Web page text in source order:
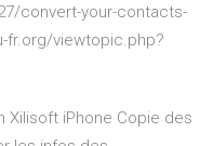
convert-your-contacts-
fr.org/viewtopic.php?
Xilisoft iPhone Copie des